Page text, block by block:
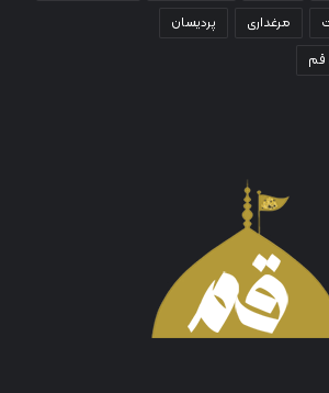
مرغداری
پردیسان
قم